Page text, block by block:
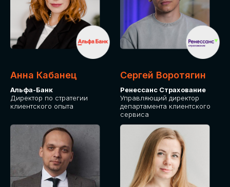
Анна Кабанец
Альфа-Банк
Директор по стратегии
клиентского опыта
Сергей Воротягин
Ренессанс Страхование
Управляющий директор
департамента клиентского
сервиса
СТОИМОСТЬ
УЧАСТИЯ